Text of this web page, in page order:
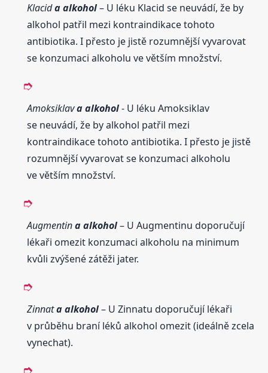
Klacida alkohol– U léku Klacid se neuvádí, že by
alkohol patřil mezi kontraindikace tohoto
antibiotika. I přesto je jistě rozumnější vyvarovat
se konzumaci alkoholu ve větším množství.
Amoksiklava alkohol- U léku Amoksiklav
se neuvádí, že by alkohol patřil mezi
kontraindikace tohoto antibiotika. I přesto je jistě
rozumnější vyvarovat se konzumaci alkoholu
ve větším množství.
Augmentina alkohol– U Augmentinu doporučují
lékaři omezit konzumaci alkoholu na minimum
kvůli zvýšené zátěži jater.
Zinnata alkohol– U Zinnatu doporučují lékaři
v průběhu braní léků alkohol omezit (ideálně zcela
vynechat).